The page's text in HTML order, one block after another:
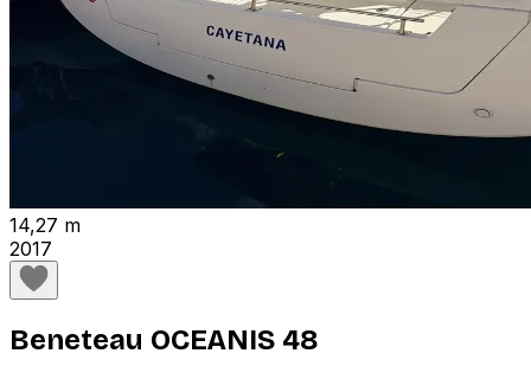
14,27 m
2017
Beneteau OCEANIS 48